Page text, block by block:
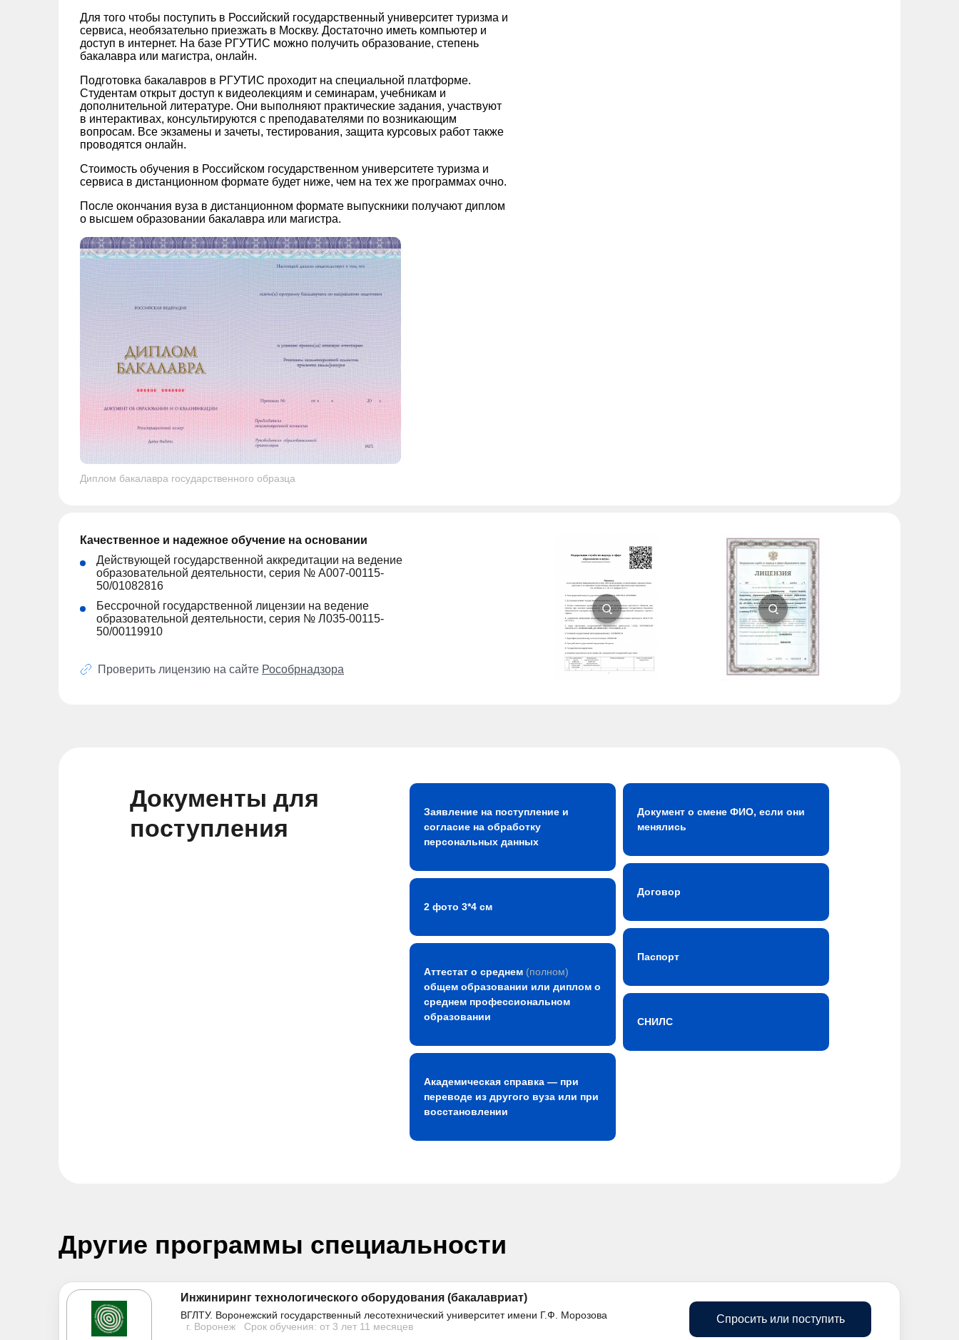
Для того чтобы поступить в Российский государственный университет туризма и
сервиса, необязательно приезжать в Москву. Достаточно иметь компьютер и
доступ в интернет. На базе РГУТИС можно получить образование, степень
бакалавра или магистра, онлайн.
Подготовка бакалавров в РГУТИС проходит на специальной платформе.
Студентам открыт доступ к видеолекциям и семинарам, учебникам и
дополнительной литературе. Они выполняют практические задания, участвуют
в интерактивах, консультируются с преподавателями по возникающим
вопросам. Все экзамены и зачеты, тестирования, защита курсовых работ также
проводятся онлайн.
Стоимость обучения в Российском государственном университете туризма и
сервиса в дистанционном формате будет ниже, чем на тех же программах очно.
После окончания вуза в дистанционном формате выпускники получают диплом
о высшем образовании бакалавра или магистра.
Диплом бакалавра государственного образца
Качественное и надежное обучение на основании
Действующей государственной аккредитации на ведение
образовательной деятельности, серия № A007-00115-
50/01082816
Бессрочной государственной лицензии на ведение
образовательной деятельности, серия № Л035-00115-
50/00119910
Проверить лицензию на сайте Рособрнадзора
Документы для
поступления
Заявление на поступление и
согласие на обработку
персональных данных
2 фото 3*4 см
Аттестат о среднем (полном)
общем образовании или диплом о
среднем профессиональном
образовании
Академическая справка — при
переводе из другого вуза или при
восстановлении
Документ о смене ФИО, если они
менялись
Договор
Паспорт
СНИЛС
Другие программы специальности
Инжиниринг технологического оборудования (бакалавриат)
ВГЛТУ. Воронежский государственный лесотехнический университет имени Г.Ф. Морозова
г. Воронеж
Срок обучения: от 3 лет 11 месяцев
Спросить или поступить